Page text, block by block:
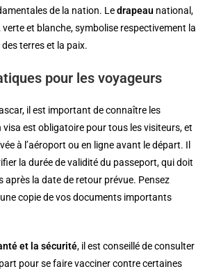
de la nation. Ledrapeau national,
et blanche, symbolise respectivement la
terres et la paix.
pour les voyageurs
il est important de connaître les
visa est obligatoire pour tous les visiteurs, et
à l’aéroport ou en ligne avant le départ. Il
la durée de validité du passeport, qui doit
après la date de retour prévue. Pensez
copie de vos documents importants
et la sécurité, il est conseillé de consulter
pour se faire vacciner contre certaines